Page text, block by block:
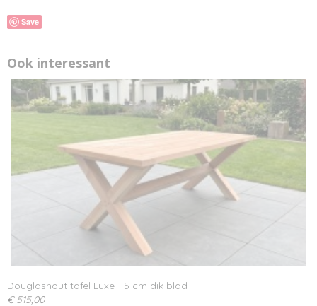
Save
Ook interessant
Douglashout tafel Luxe - 5 cm dik blad
€ 515,00